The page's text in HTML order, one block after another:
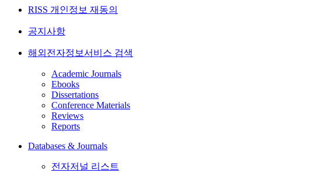
RISS 개인정보 재동의
공지사항
해외전자정보서비스 검색
Academic Journals
Ebooks
Dissertations
Conference Materials
Reviews
Reports
Databases & Journals
전자저널 리스트